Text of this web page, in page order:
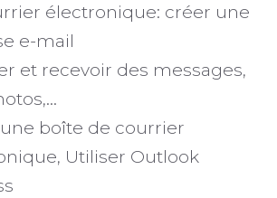
électronique: créer une
e-mail
et recevoir des messages,
boîte de courrier
Utiliser Outlook